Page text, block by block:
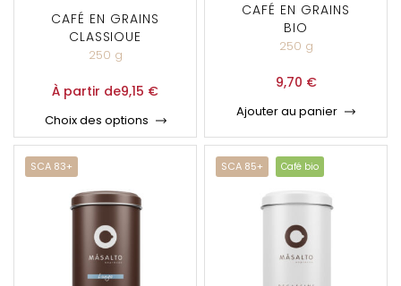
CAFÉ EN GRAINS
CLASSIQUE
250 g
À partir de9,15 €
Choix des options
CAFÉ EN GRAINS
BIO
250 g
9,70 €
Ajouter au panier
SCA 83+ SCA 85+ Café bio